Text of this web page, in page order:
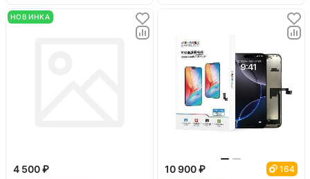
НОВИНКА
4 500 ₽ 10 900 ₽ 164